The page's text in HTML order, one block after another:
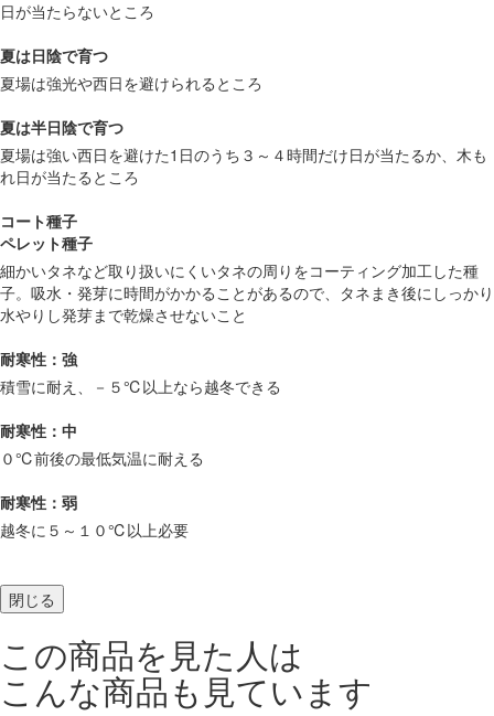
日が当たらないところ
夏は日陰で育つ
夏場は強光や西日を避けられるところ
夏は半日陰で育つ
夏場は強い西日を避けた1日のうち３～４時間だけ日が当たるか、木も
れ日が当たるところ
コート種子
ペレット種子
細かいタネなど取り扱いにくいタネの周りをコーティング加工した種
子。吸水・発芽に時間がかかることがあるので、タネまき後にしっかり
水やりし発芽まで乾燥させないこと
耐寒性：強
積雪に耐え、－５℃以上なら越冬できる
耐寒性：中
０℃前後の最低気温に耐える
耐寒性：弱
越冬に５～１０℃以上必要
閉じる
この商品を見た人は
こんな商品も見ています